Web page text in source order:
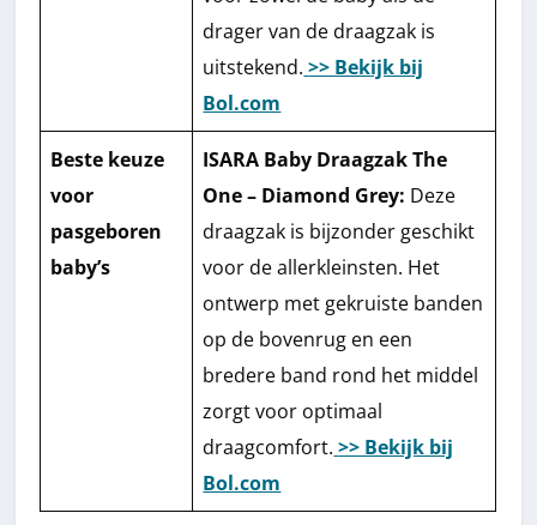
drager van de draagzak is
uitstekend. >> Bekijk bij
Bol.com
Beste keuze
voor
pasgeboren
baby’s
ISARA Baby Draagzak The
One – Diamond Grey: Deze
draagzak is bijzonder geschikt
voor de allerkleinsten. Het
ontwerp met gekruiste banden
op de bovenrug en een
bredere band rond het middel
zorgt voor optimaal
draagcomfort. >> Bekijk bij
Bol.com